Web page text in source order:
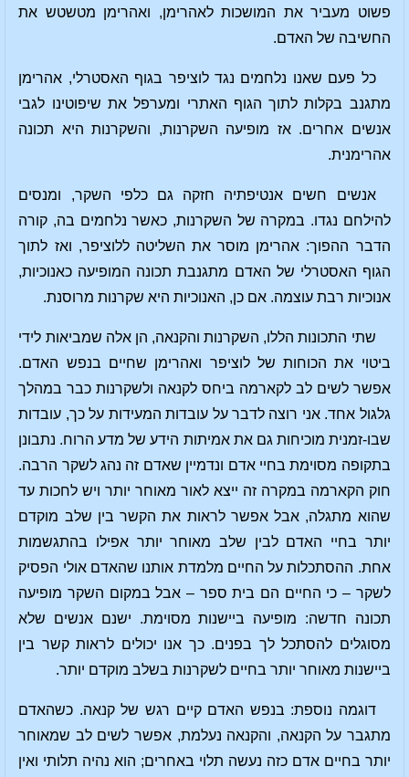
פשוט מעביר את המושכות לאהרימן, ואהרימן מטשטש את
החשיבה של האדם.
כל פעם שאנו נלחמים נגד לוציפר בגוף האסטרלי, אהרימן
מתגנב בקלות לתוך הגוף האתרי ומערפל את שיפוטינו לגבי
אנשים אחרים. אז מופיעה השקרנות, והשקרנות היא תכונה
אהרימנית.
אנשים חשים אנטיפתיה חזקה גם כלפי השקר, ומנסים
להילחם נגדו. במקרה של השקרנות, כאשר נלחמים בה, קורה
הדבר ההפוך: אהרימן מוסר את השליטה ללוציפר, ואז לתוך
הגוף האסטרלי של האדם מתגנבת תכונה המופיעה כאנוכיות,
אנוכיות רבת עוצמה. אם כן, האנוכיות היא שקרנות מרוסנת.
שתי התכונות הללו, השקרנות והקנאה, הן אלה שמביאות לידי
ביטוי את הכוחות של לוציפר ואהרימן שחיים בנפש האדם.
אפשר לשים לב לקארמה ביחס לקנאה ולשקרנות כבר במהלך
גלגול אחד. אני רוצה לדבר על עובדות המעידות על כך, עובדות
שבו-זמנית מוכיחות גם את אמיתות הידע של מדע הרוח. נתבונן
בתקופה מסוימת בחיי אדם ונדמיין שאדם זה נהג לשקר הרבה.
חוק הקארמה במקרה זה ייצא לאור מאוחר יותר ויש לחכות עד
שהוא מתגלה, אבל אפשר לראות את הקשר בין שלב מוקדם
יותר בחיי האדם לבין שלב מאוחר יותר אפילו בהתגשמות
אחת. ההסתכלות על החיים מלמדת אותנו שהאדם אולי הפסיק
לשקר – כי החיים הם בית ספר – אבל במקום השקר מופיעה
תכונה חדשה: מופיעה ביישנות מסוימת. ישנם אנשים שלא
מסוגלים להסתכל לך בפנים. כך אנו יכולים לראות קשר בין
ביישנות מאוחר יותר בחיים לשקרנות בשלב מוקדם יותר.
דוגמה נוספת: בנפש האדם קיים רגש של קנאה. כשהאדם
מתגבר על הקנאה, והקנאה נעלמת, אפשר לשים לב שמאוחר
יותר בחיים אדם כזה נעשה תלוי באחרים; הוא נהיה תלותי ואין